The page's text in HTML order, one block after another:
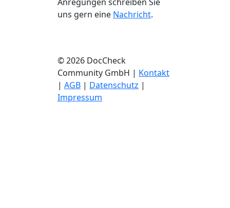
uns gern eine Nachricht.
© 2026 DocCheck
Community GmbH | Kontakt
| AGB | Datenschutz |
Impressum